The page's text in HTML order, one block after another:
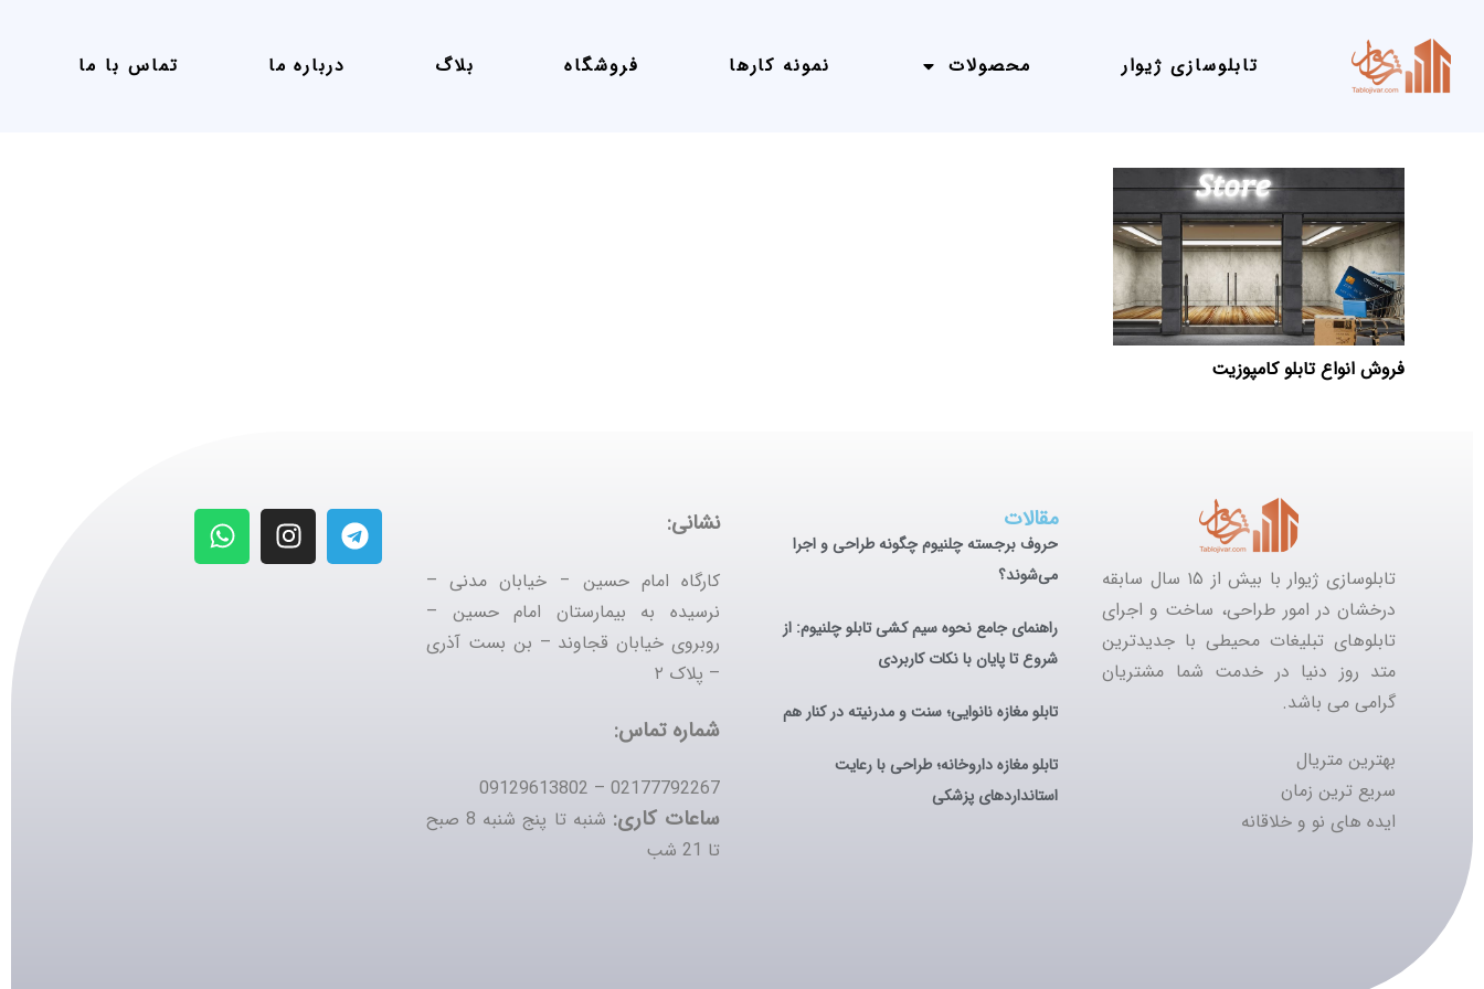
تابلوسازی ژیوار محصولات نمونه کارها فروشگاه بلاگ درباره ما تماس با ما
فروش انواع تابلو کامپوزیت
تابلوسازی ژیوار با بیش از ۱۵ سال سابقه
درخشان در امور طراحی، ساخت و اجرای
تابلوهای تبلیغات محیطی با جدیدترین
متد روز دنیا در خدمت شما مشتریان
گرامی می باشد.
بهترین متریال
سریع ترین زمان
ایده های نو و خلاقانه
مقالات
حروف برجسته چلنیوم چگونه طراحی و اجرا
می‌شوند؟
راهنمای جامع نحوه سیم کشی تابلو چلنیوم: از
شروع تا پایان با نکات کاربردی
تابلو مغازه نانوایی؛ سنت و مدرنیته در کنار هم
تابلو مغازه داروخانه؛ طراحی با رعایت
استانداردهای پزشکی
نشانی:
کارگاه ‌امام حسین – خیابان مدنی –
نرسیده به بیمارستان امام حسین –
روبروی خیابان قجاوند – بن بست آذری
– پلاک ۲
شماره تماس:
02177792267 – 09129613802
ساعات کاری:
شنبه تا پنج شنبه 8 صبح
تا 21 شب